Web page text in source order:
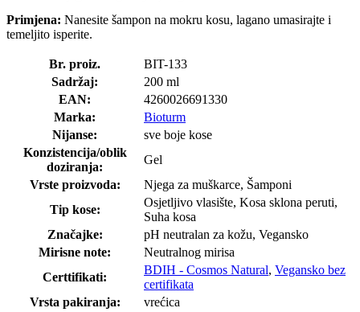
Primjena: Nanesite šampon na mokru kosu, lagano umasirajte i
temeljito isperite.
Br. proiz.
BIT-133
Sadržaj:
200 ml
EAN:
4260026691330
Marka:
Bioturm
Nijanse:
sve boje kose
Konzistencija/oblik
doziranja:
Gel
Vrste proizvoda:
Njega za muškarce, Šamponi
Tip kose:
Osjetljivo vlasište, Kosa sklona peruti,
Suha kosa
Značajke:
pH neutralan za kožu, Vegansko
Mirisne note:
Neutralnog mirisa
Certtifikati:
BDIH - Cosmos Natural, Vegansko bez
certifikata
Vrsta pakiranja:
vrećica